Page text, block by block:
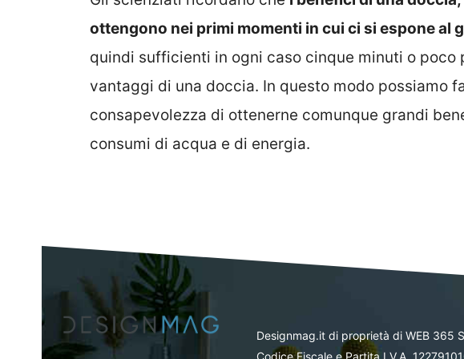
ottengono nei primi momenti in cui ci si espone al
quindi sufficienti in ogni caso cinque minuti o poco
vantaggi di una doccia. In questo modo possiamo
consapevolezza di ottenerne comunque grandi
consumi di acqua e di energia.
Designmag.it di proprietà di WEB 365